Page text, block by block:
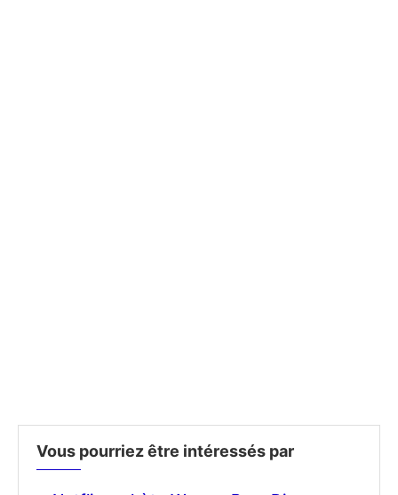
Vous pourriez être intéressés par